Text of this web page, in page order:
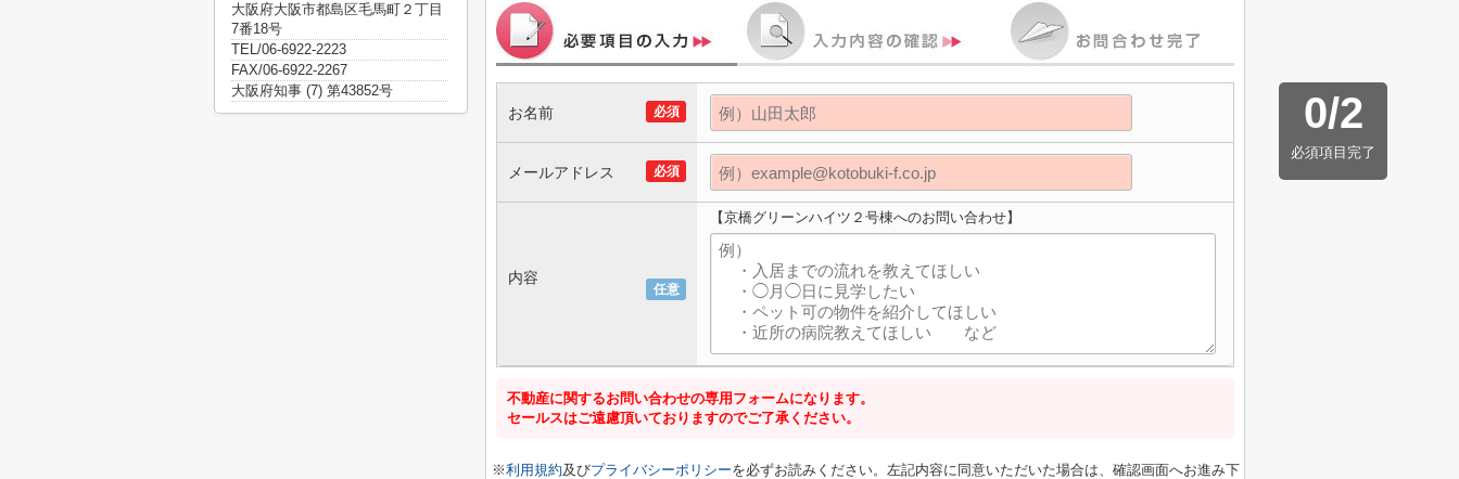
0/2
必須項目完了
必須
お名前
必須
メールアドレス
任意
内容
【京橋グリーンハイツ２号棟へのお問い合わせ】
不動産に関するお問い合わせの専用フォームになります。
セールスはご遠慮頂いておりますのでご了承ください。
※利用規約及びプライバシーポリシーを必ずお読みください。左記内容に同意いただいた場合は、確認画面へお進み下
大阪府大阪市都島区毛馬町２丁目
7番18号
TEL/06-6922-2223
FAX/06-6922-2267
大阪府知事 (7) 第43852号